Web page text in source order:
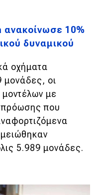
ανακοίνωσε 10%
δυναμικού
οχήματα
μονάδες, οι
με
πρόωσης που
5.989 μονάδες.